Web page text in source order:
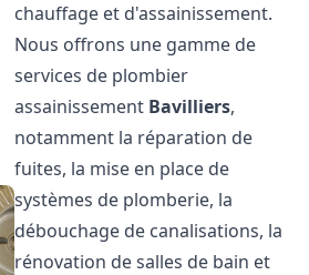
chauffage et d'assainissement.
Nous offrons une gamme de
services de plombier
assainissement Bavilliers,
notamment la réparation de
fuites, la mise en place de
systèmes de plomberie, la
débouchage de canalisations, la
rénovation de salles de bain et